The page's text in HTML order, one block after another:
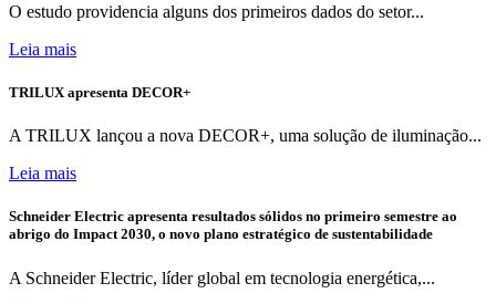
O estudo providencia alguns dos primeiros dados do setor...
Leia mais
TRILUX apresenta DECOR+
A TRILUX lançou a nova DECOR+, uma solução de iluminação...
Leia mais
Schneider Electric apresenta resultados sólidos no primeiro semestre ao
abrigo do Impact 2030, o novo plano estratégico de sustentabilidade
A Schneider Electric, líder global em tecnologia energética,...